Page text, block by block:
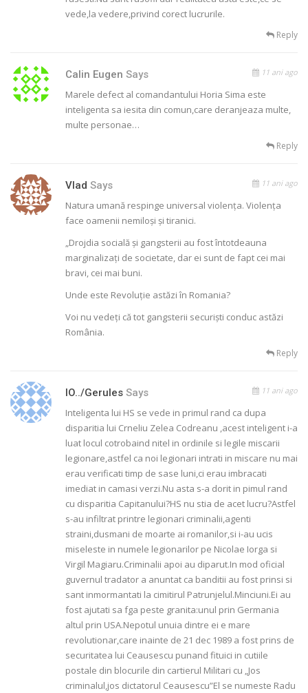
vede,la vedere,privind corect lucrurile.
Reply
Calin Eugen Says 11 ani ago
Marele defect al comandantului Horia Sima este
inteligenta sa iesita din comun,care deranjeaza multe,
multe personae…
Reply
Vlad Says 11 ani ago
Natura umană respinge universal violenţa. Violenţa
face oamenii nemiloşi şi tiranici.
„Drojdia socială şi gangsterii au fost întotdeauna
marginalizaţi de societate, dar ei sunt de fapt cei mai
bravi, cei mai buni.
Unde este Revoluție astăzi în Romania?
Voi nu vedeți că tot gangsterii securiști conduc astăzi
România.
Reply
IO../gerules Says 11 ani ago
Inteligenta lui HS se vede in primul rand ca dupa
disparitia lui Crneliu Zelea Codreanu ,acest inteligent i-a
luat locul cotrobaind nitel in ordinile si legile miscarii
legionare,astfel ca noi legionari intrati in miscare nu mai
erau verificati timp de sase luni,ci erau imbracati
imediat in camasi verzi.Nu asta s-a dorit in pimul rand
cu disparitia Capitanului?HS nu stia de acet lucru?Astfel
s-au infiltrat printre legionari criminalii,agenti
straini,dusmani de moarte ai romanilor,si i-au ucis
miseleste in numele legionarilor pe Nicolae Iorga si
Virgil Magiaru.Criminalii apoi au diparut.In mod oficial
guvernul tradator a anuntat ca banditii au fost prinsi si
sant inmormantati la cimitirul Patrunjelul.Minciuni.Ei au
fost ajutati sa fga peste granita:unul prin Germania
altul prin USA.Nepotul unuia dintre ei e mare
revolutionar,care inainte de 21 dec 1989 a fost prins de
securitatea lui Ceausescu punand fituici in cutiile
postale din blocurile din cartierul Militari cu „Jos
criminalul,jos dictatorul Ceausescu”El se numeste Radu